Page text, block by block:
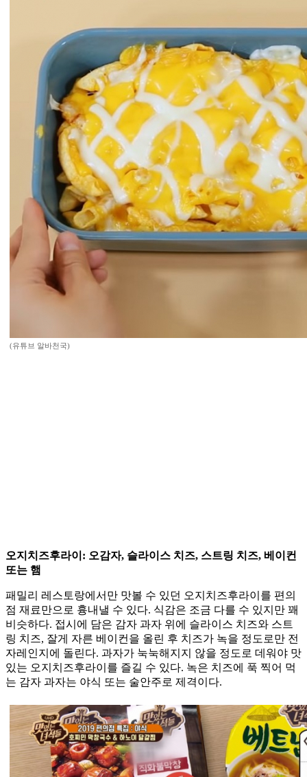
(유튜브 알바천국)
오지치즈후라이: 오감자, 슬라이스 치즈, 스트링 치즈, 베이컨
또는 햄
패밀리 레스토랑에서만 맛볼 수 있던 오지치즈후라이를 편의
점 재료만으로 흉내낼 수 있다. 식감은 조금 다를 수 있지만 꽤
비슷하다. 접시에 담은 감자 과자 위에 슬라이스 치즈와 스트
링 치즈, 잘게 자른 베이컨을 올린 후 치즈가 녹을 정도로만 전
자레인지에 돌린다. 과자가 눅눅해지지 않을 정도로 데워야 맛
있는 오지치즈후라이를 즐길 수 있다. 녹은 치즈에 푹 찍어 먹
는 감자 과자는 야식 또는 술안주로 제격이다.